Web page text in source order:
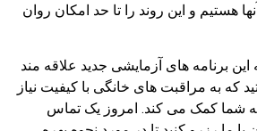
هستیم و این روند را تا حد امکان روان
این برنامه های آزمایشی جدید علاقه مند
که به مراقبت های خانگی با کیفیت نیاز
به شما کمک می کند. امروز یک تماس